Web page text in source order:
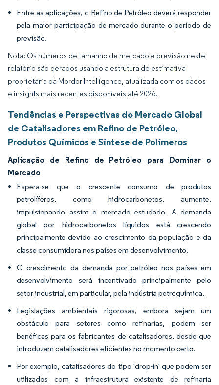
Entre as aplicações, o Refino de Petróleo deverá responder
pela maior participação de mercado durante o período de
previsão.
Nota: Os números de tamanho de mercado e previsão neste
relatório são gerados usando a estrutura de estimativa
proprietária da Mordor Intelligence, atualizada com os dados
e insights mais recentes disponíveis até 2026.
Tendências e Perspectivas do Mercado Global
de Catalisadores em Refino de Petróleo,
Produtos Químicos e Síntese de Polímeros
Aplicação de Refino de Petróleo para Dominar o
Mercado
Espera-se que o crescente consumo de produtos
petrolíferos, como hidrocarbonetos, aumente,
impulsionando assim o mercado estudado. A demanda
global por hidrocarbonetos líquidos está crescendo
principalmente devido ao crescimento da população e da
classe consumidora nos países em desenvolvimento.
O crescimento da demanda por petróleo nos países em
desenvolvimento será incentivado principalmente pelo
setor industrial, em particular, pela indústria petroquímica.
Legislações ambientais rigorosas, embora sejam um
obstáculo para setores como refinarias, podem ser
benéficas para os fabricantes de catalisadores, desde que
introduzam catalisadores eficientes no momento certo.
Por exemplo, catalisadores do tipo 'drop-in' que podem ser
utilizados com a infraestrutura existente de refinaria